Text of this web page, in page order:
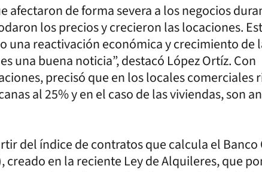
afectaron de forma severa a los negocios
los precios y crecieron las locaciones.
una reactivación económica y crecimiento de
una buena noticia”, destacó López Ortíz. Con
precisó que en los locales comerciales
al 25% y en el caso de las viviendas, son
del índice de contratos que calcula el Banco
creado en la reciente Ley de Alquileres, que